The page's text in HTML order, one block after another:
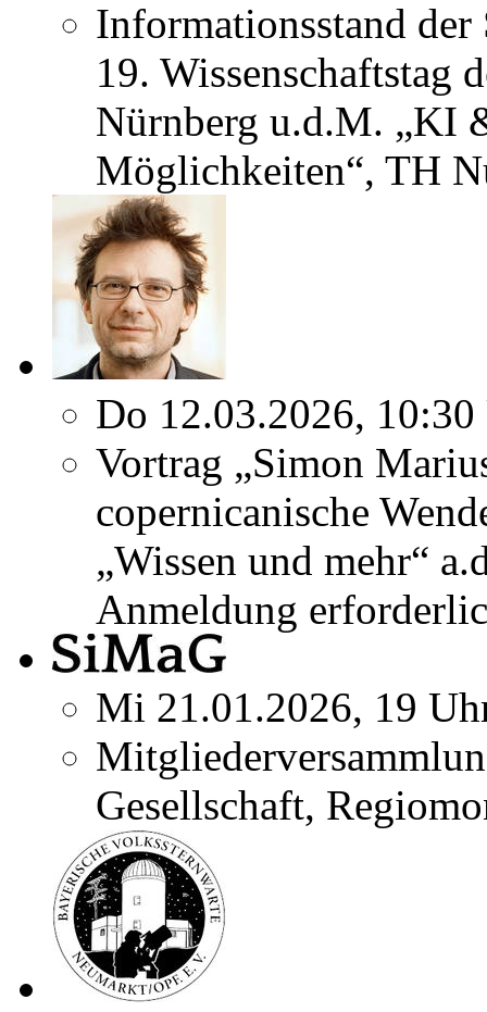
Informationsstand
19. Wissenschaftstag
Nürnberg u.d.M. „KI
Möglichkeiten“, TH
Do 12.03.2026,
Vortrag „Simon
copernicanische
„Wissen und mehr“
Anmeldung
Mi 21.01.2026, 19
Gesellschaft,